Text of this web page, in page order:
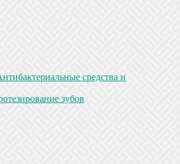
средства и
зубов